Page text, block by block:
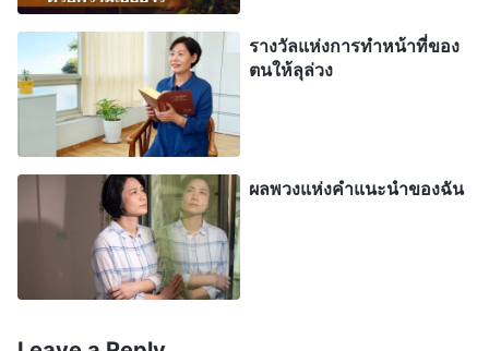
ฉันต้องการที่จะเห็นว่าการสามัคคีธรรมของคุณมี
ความสว่างอะไร ฉันไม่เชื่อหรอกว่ามันจะครอบคลุมทุก
อย่าง” ด้วยความไม่เชื่อ ฉันเลยไปนั่งถัดจากพวกเขา
เพื่อฟังสิ่งที่เธอพูด พอได้ฟังฉันก็พบว่า พี่สาวหยาง
สามัคคีธรรมเรื่องบางเส้นทางแห่งการปฏิบัติโดย
พิจารณาจากพระวจนะของพระเจ้า แต่เธอไม่ได้พูดถึง
รากเหง้าแห่งความอ่อนแอและการคิดลบของพี่สาวเซี
ยง ฉันคิดว่า “ฉันต้องใช้โอกาสนี้ให้ดีที่สุดในการแบ่ง
ปันความเข้าใจของฉันเอง และลดความสำคัญของพี่
สาวหยางลง” ด้วยความคิดเช่นนี้ ฉันก็เร่งแบ่งปันการ
รางวัลแห่งการทำหน้าที่ของ
ตนให้ลุล่วง
ผลพวงแห่งคำแนะนำของฉัน